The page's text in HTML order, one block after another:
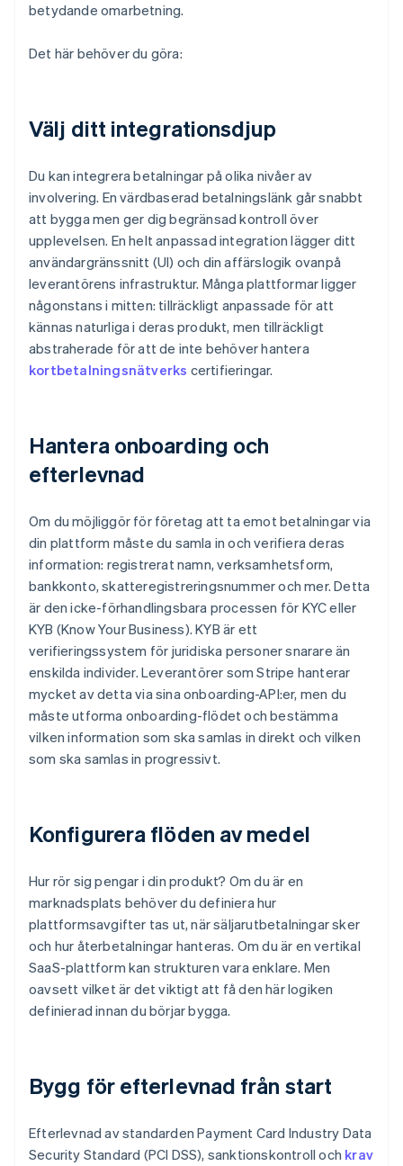
betydande omarbetning.
Det här behöver du göra:
Välj ditt integrationsdjup
Du kan integrera betalningar på olika nivåer av
involvering. En värdbaserad betalningslänk går snabbt
att bygga men ger dig begränsad kontroll över
upplevelsen. En helt anpassad integration lägger ditt
användargränssnitt (UI) och din affärslogik ovanpå
leverantörens infrastruktur. Många plattformar ligger
någonstans i mitten: tillräckligt anpassade för att
kännas naturliga i deras produkt, men tillräckligt
abstraherade för att de inte behöver hantera
kortbetalningsnätverks certifieringar.
Hantera onboarding och
efterlevnad
Om du möjliggör för företag att ta emot betalningar via
din plattform måste du samla in och verifiera deras
information: registrerat namn, verksamhetsform,
bankkonto, skatteregistreringsnummer och mer. Detta
är den icke-förhandlingsbara processen för KYC eller
KYB (Know Your Business). KYB är ett
verifieringssystem för juridiska personer snarare än
enskilda individer. Leverantörer som Stripe hanterar
mycket av detta via sina onboarding-API:er, men du
måste utforma onboarding-flödet och bestämma
vilken information som ska samlas in direkt och vilken
som ska samlas in progressivt.
Konfigurera flöden av medel
Hur rör sig pengar i din produkt? Om du är en
marknadsplats behöver du definiera hur
plattformsavgifter tas ut, när säljarutbetalningar sker
och hur återbetalningar hanteras. Om du är en vertikal
SaaS-plattform kan strukturen vara enklare. Men
oavsett vilket är det viktigt att få den här logiken
definierad innan du börjar bygga.
Bygg för efterlevnad från start
Efterlevnad av standarden Payment Card Industry Data
Security Standard (PCI DSS), sanktionskontroll och krav